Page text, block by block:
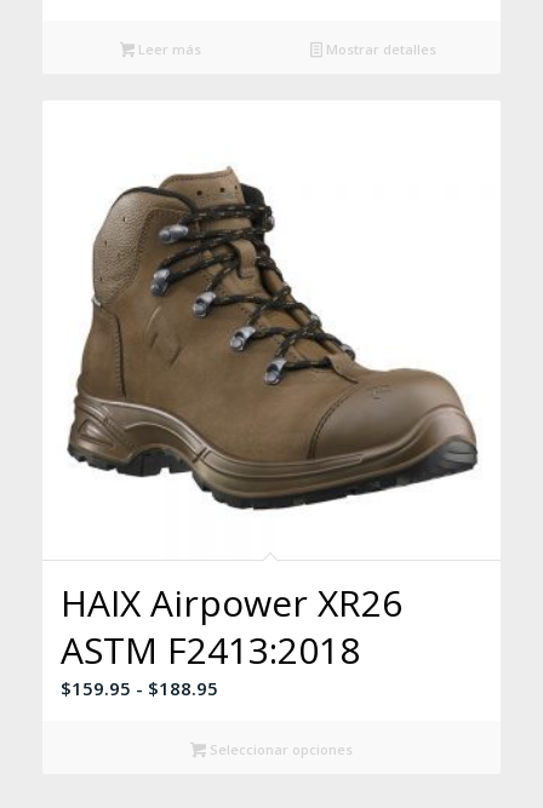
Leer más Mostrar detalles
HAIX Airpower XR26
ASTM F2413:2018
$159.95 - $188.95Rango
precios:
Seleccionar opciones